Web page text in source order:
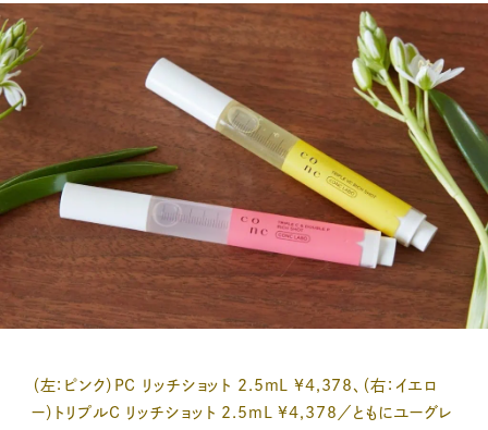
（左：ピンク）PC リッチショット 2.5mL ¥4,378、（右：イエロ
ー）トリプルC リッチショット 2.5mL ¥4,378／ともにユーグレ